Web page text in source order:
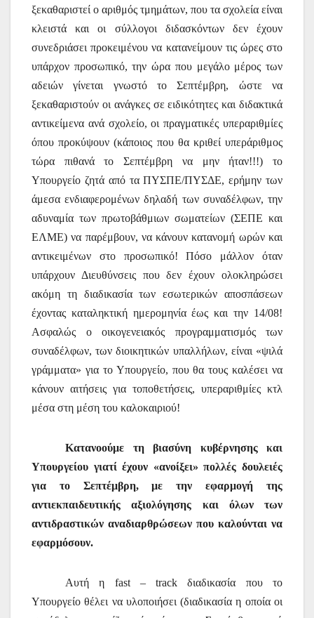
ξεκαθαριστεί ο αριθμός τμημάτων, που τα σχολεία είναι
κλειστά και οι σύλλογοι διδασκόντων δεν έχουν
συνεδριάσει προκειμένου να κατανείμουν τις ώρες στο
υπάρχον προσωπικό, την ώρα που μεγάλο μέρος των
αδειών γίνεται γνωστό το Σεπτέμβρη, ώστε να
ξεκαθαριστούν οι ανάγκες σε ειδικότητες και διδακτικά
αντικείμενα ανά σχολείο, οι πραγματικές υπεραριθμίες
όπου προκύψουν (κάποιος που θα κριθεί υπεράριθμος
τώρα πιθανά το Σεπτέμβρη να μην ήταν!!!) το
Υπουργείο ζητά από τα ΠΥΣΠΕ/ΠΥΣΔΕ, ερήμην των
άμεσα ενδιαφερομένων δηλαδή των συναδέλφων, την
αδυναμία των πρωτοβάθμιων σωματείων (ΣΕΠΕ και
ΕΛΜΕ) να παρέμβουν, να κάνουν κατανομή ωρών και
αντικειμένων στο προσωπικό! Πόσο μάλλον όταν
υπάρχουν Διευθύνσεις που δεν έχουν ολοκληρώσει
ακόμη τη διαδικασία των εσωτερικών αποσπάσεων
έχοντας καταληκτική ημερομηνία έως και την 14/08!
Ασφαλώς ο οικογενειακός προγραμματισμός των
συναδέλφων, των διοικητικών υπαλλήλων, είναι «ψιλά
γράμματα» για το Υπουργείο, που θα τους καλέσει να
κάνουν αιτήσεις για τοποθετήσεις, υπεραριθμίες κτλ
μέσα στη μέση του καλοκαιριού!
Κατανοούμε τη βιασύνη κυβέρνησης και
Υπουργείου γιατί έχουν «ανοίξει» πολλές δουλειές
για το Σεπτέμβρη, με την εφαρμογή της
αντιεκπαιδευτικής αξιολόγησης και όλων των
αντιδραστικών αναδιαρθρώσεων που καλούνται να
εφαρμόσουν.
Αυτή η fast–track διαδικασία που το
Υπουργείο θέλει να υλοποιήσει (διαδικασία η οποία οι